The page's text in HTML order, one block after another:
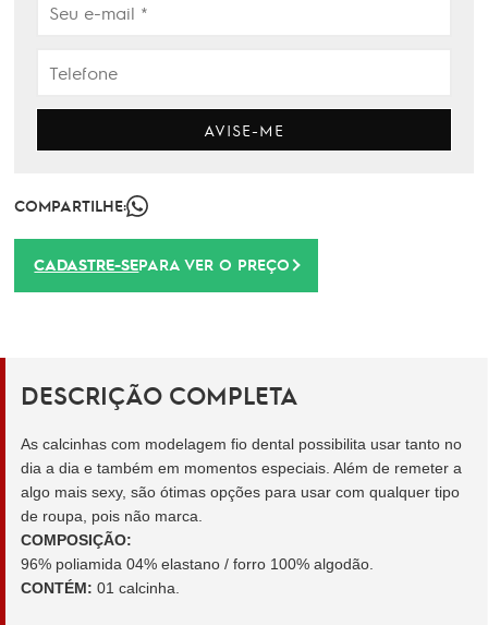
AVISE-ME
COMPARTILHE:
CADASTRE-SEPARA VER O PREÇO
DESCRIÇÃO COMPLETA
As calcinhas com modelagem fio dental possibilita usar tanto no
dia a dia e também em momentos especiais. Além de remeter a
algo mais sexy, são ótimas opções para usar com qualquer tipo
de roupa, pois não marca.
COMPOSIÇÃO:
96% poliamida 04% elastano / forro 100% algodão.
CONTÉM: 01 calcinha.